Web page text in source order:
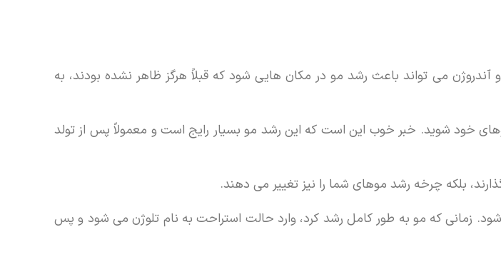
می تواند باعث رشد مو در مکان هایی شود که قبلاً هرگز ظاهر نشده بودند، به
خود شوید. خبر خوب این است که این رشد مو بسیار رایج است و معمولاً پس از تولد
بلکه چرخه رشد موهای شما را نیز تغییر می دهند.
زمانی که مو به طور کامل رشد کرد، وارد حالت استراحت به نام تلوژن می شود و پس